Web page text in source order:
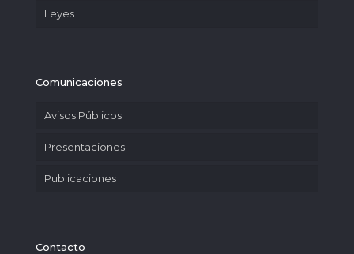
Leyes
Comunicaciones
Avisos Públicos
Presentaciones
Publicaciones
Contacto